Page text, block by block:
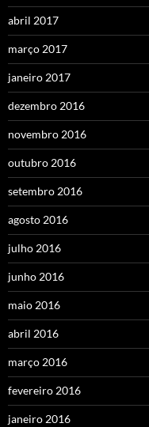
abril 2017
março 2017
janeiro 2017
dezembro 2016
novembro 2016
outubro 2016
setembro 2016
agosto 2016
julho 2016
junho 2016
maio 2016
abril 2016
março 2016
fevereiro 2016
janeiro 2016